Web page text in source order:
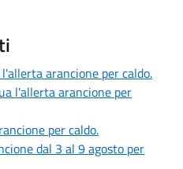
arancione per caldo.
l'allerta arancione per
per caldo.
dal 3 al 9 agosto per